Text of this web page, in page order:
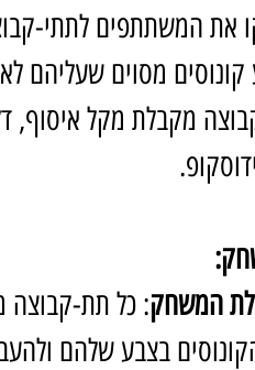
מסוים שעליהם
מקבלת מקל איסוף,
המשחק: כל תת-קבוצה
בצבע שלהם